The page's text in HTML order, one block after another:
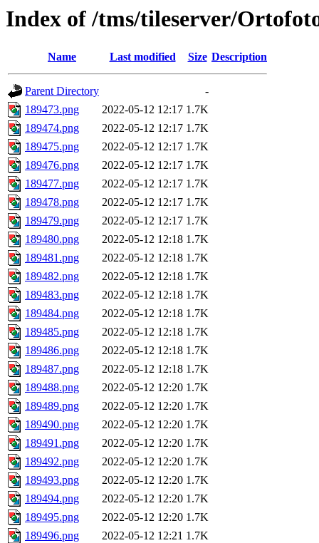
Index of /tms/tileserver/
Name Last modified Size Description
Parent Directory
-
189473.png
2022-05-12 12:17 1.7K
189474.png
2022-05-12 12:17 1.7K
189475.png
2022-05-12 12:17 1.7K
189476.png
2022-05-12 12:17 1.7K
189477.png
2022-05-12 12:17 1.7K
189478.png
2022-05-12 12:17 1.7K
189479.png
2022-05-12 12:17 1.7K
189480.png
2022-05-12 12:18 1.7K
189481.png
2022-05-12 12:18 1.7K
189482.png
2022-05-12 12:18 1.7K
189483.png
2022-05-12 12:18 1.7K
189484.png
2022-05-12 12:18 1.7K
189485.png
2022-05-12 12:18 1.7K
189486.png
2022-05-12 12:18 1.7K
189487.png
2022-05-12 12:18 1.7K
189488.png
2022-05-12 12:20 1.7K
189489.png
2022-05-12 12:20 1.7K
189490.png
2022-05-12 12:20 1.7K
189491.png
2022-05-12 12:20 1.7K
189492.png
2022-05-12 12:20 1.7K
189493.png
2022-05-12 12:20 1.7K
189494.png
2022-05-12 12:20 1.7K
189495.png
2022-05-12 12:20 1.7K
189496.png
2022-05-12 12:21 1.7K